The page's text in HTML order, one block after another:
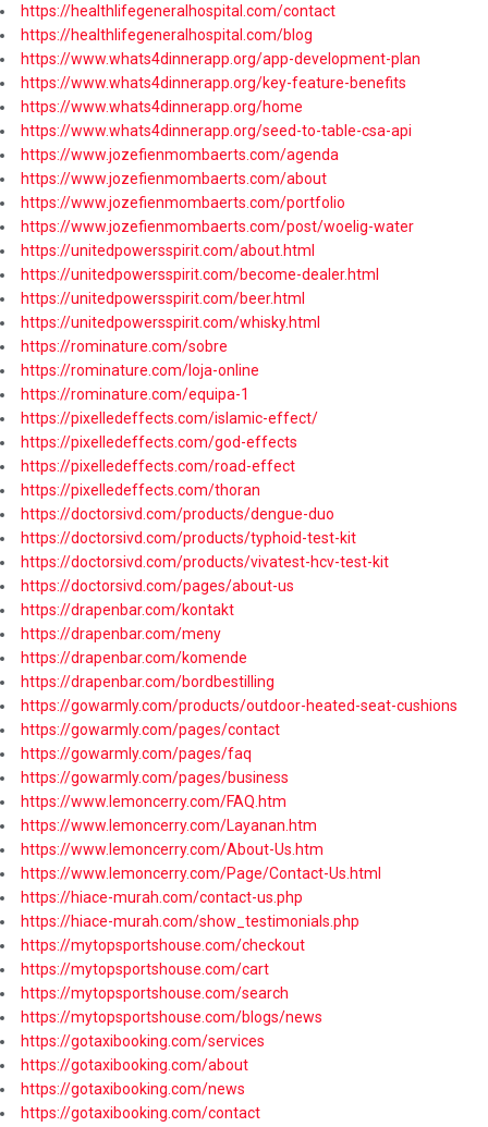
https://healthlifegeneralhospital.com/contact
https://healthlifegeneralhospital.com/blog
https://www.whats4dinnerapp.org/app-development-plan
https://www.whats4dinnerapp.org/key-feature-benefits
https://www.whats4dinnerapp.org/home
https://www.whats4dinnerapp.org/seed-to-table-csa-api
https://www.jozefienmombaerts.com/agenda
https://www.jozefienmombaerts.com/about
https://www.jozefienmombaerts.com/portfolio
https://www.jozefienmombaerts.com/post/woelig-water
https://unitedpowersspirit.com/about.html
https://unitedpowersspirit.com/become-dealer.html
https://unitedpowersspirit.com/beer.html
https://unitedpowersspirit.com/whisky.html
https://rominature.com/sobre
https://rominature.com/loja-online
https://rominature.com/equipa-1
https://pixelledeffects.com/islamic-effect/
https://pixelledeffects.com/god-effects
https://pixelledeffects.com/road-effect
https://pixelledeffects.com/thoran
https://doctorsivd.com/products/dengue-duo
https://doctorsivd.com/products/typhoid-test-kit
https://doctorsivd.com/products/vivatest-hcv-test-kit
https://doctorsivd.com/pages/about-us
https://drapenbar.com/kontakt
https://drapenbar.com/meny
https://drapenbar.com/komende
https://drapenbar.com/bordbestilling
https://gowarmly.com/products/outdoor-heated-seat-cushions
https://gowarmly.com/pages/contact
https://gowarmly.com/pages/faq
https://gowarmly.com/pages/business
https://www.lemoncerry.com/FAQ.htm
https://www.lemoncerry.com/Layanan.htm
https://www.lemoncerry.com/About-Us.htm
https://www.lemoncerry.com/Page/Contact-Us.html
https://hiace-murah.com/contact-us.php
https://hiace-murah.com/show_testimonials.php
https://mytopsportshouse.com/checkout
https://mytopsportshouse.com/cart
https://mytopsportshouse.com/search
https://mytopsportshouse.com/blogs/news
https://gotaxibooking.com/services
https://gotaxibooking.com/about
https://gotaxibooking.com/news
https://gotaxibooking.com/contact